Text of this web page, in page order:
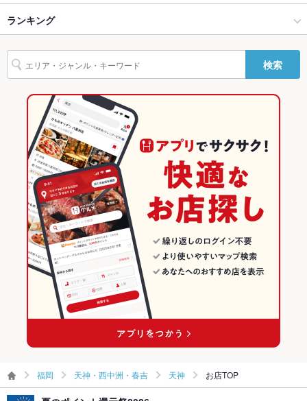
貸切 貸切可 ：40名様から貸切OK。お気軽にご相談くださいませ！
設備
Wi-Fi
ださい。
なし ：近くにコインパーキングがございますのでご利用下さ
い。
英語メニュ
あり
その他設備 近隣に駐車場もございます。天神駅近くでアクセス便利！！
その他
飲み放題
あり ：新鮮な魚介や博多料理が満喫できる2時間飲み放題付コ
ース5,500円～ご用意！各種宴会にぜひご利用ください。
なし ：食べ放題はございませんが、イカの活き造りや季節食材
を使用した逸品料理も豊富にご用意しております。
焼酎充実、日本酒充実
ウェディン
天神・西中洲・春吉 × 和風
天神駅 × 居酒屋
天神駅 × 和風
天神 × 和風
福岡
福岡 × 居酒屋
福岡 × 和風
天神南駅
西鉄福岡駅
手羽先 からあげ
牛すじ チャンポン もつ鍋 炭火焼
ランキング
福岡のグルメランキング
福岡の居酒屋ランキング
天神・西中洲・春吉のグルメランキング
天神・西中洲・春吉の居酒屋ランキング
天神のグルメランキング
天神の居酒屋ランキング
検索
福岡 天神・西中洲・春吉 天神 お店TOP